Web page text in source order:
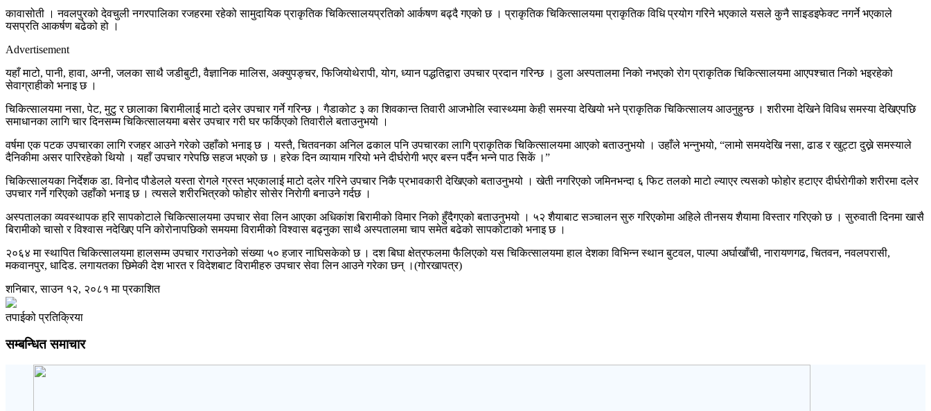
कावासोती । नवलपुरको देवचुली नगरपालिका रजहरमा रहेको सामुदायिक प्राकृतिक चिकित्सालयप्रतिको आर्कषण बढ्दै गएको छ । प्राकृतिक चिकित्सालयमा प्राकृतिक विधि प्रयोग गरिने भएकाले यसले कुनै साइडइफेक्ट नगर्ने भएकाले
यसप्रति आकर्षण बढेको हो ।
Advertisement
यहाँ माटो, पानी, हावा, अग्नी, जलका साथै जडीबुटी, वैज्ञानिक मालिस, अक्युपङ्चर, फिजियोथेरापी, योग, ध्यान पद्धतिद्वारा उपचार प्रदान गरिन्छ । ठुला अस्पतालमा निको नभएको रोग प्राकृतिक चिकित्सालयमा आएपश्चात निको भइरहेको
सेवाग्राहीको भनाइ छ ।
चिकित्सालयमा नसा, पेट, मुटु र छालाका बिरामीलाई माटो दलेर उपचार गर्ने गरिन्छ । गैडाकोट ३ का शिवकान्त तिवारी आजभोलि स्वास्थ्यमा केही समस्या देखियो भने प्राकृतिक चिकित्सालय आउनुहुन्छ । शरीरमा देखिने विविध समस्या देखिएपछि
समाधानका लागि चार दिनसम्म चिकित्सालयमा बसेर उपचार गरी घर फर्किएको तिवारीले बताउनुभयो ।
वर्षमा एक पटक उपचारका लागि रजहर आउने गरेको उहाँको भनाइ छ । यस्तै, चितवनका अनिल ढकाल पनि उपचारका लागि प्राकृतिक चिकित्सालयमा आएको बताउनुभयो । उहाँले भन्नुभयो, “लामो समयदेखि नसा, ढाड र खुट्टा दुख्ने समस्याले
दैनिकीमा असर पारिरहेको थियो । यहाँ उपचार गरेपछि सहज भएको छ । हरेक दिन व्यायाम गरियो भने दीर्घरोगी भएर बस्न पर्दैन भन्ने पाठ सिकें ।”
चिकित्सालयका निर्देशक डा. विनोद पौडेलले यस्ता रोगले ग्रस्त भएकालाई माटो दलेर गरिने उपचार निकै प्रभावकारी देखिएको बताउनुभयो । खेती नगरिएको जमिनभन्दा ६ फिट तलको माटो ल्याएर त्यसको फोहोर हटाएर दीर्घरोगीको शरीरमा दलेर
उपचार गर्ने गरिएको उहाँको भनाइ छ । त्यसले शरीरभित्रको फोहोर सोसेर निरोगी बनाउने गर्दछ ।
अस्पतालका व्यवस्थापक हरि सापकोटाले चिकित्सालयमा उपचार सेवा लिन आएका अधिकांश बिरामीको विमार निको हुँदैगएको बताउनुभयो । ५२ शैयाबाट सञ्चालन सुरु गरिएकोमा अहिले तीनसय शैयामा विस्तार गरिएको छ । सुरुवाती दिनमा खासै
बिरामीको चासो र विश्वास नदेखिए पनि कोरोनापछिको समयमा विरामीको विश्वास बढ्नुका साथै अस्पतालमा चाप समेत बढेको सापकोटाको भनाइ छ ।
२०६४ मा स्थापित चिकित्सालयमा हालसम्म उपचार गराउनेको संख्या ५० हजार नाघिसकेको छ । दश बिघा क्षेत्रफलमा फैलिएको यस चिकित्सालयमा हाल देशका विभिन्न स्थान बुटवल, पाल्पा अर्घाखाँची, नारायणगढ, चितवन, नवलपरासी,
मकवानपुर, धादिड. लगायतका छिमेकी देश भारत र विदेशबाट विरामीहरु उपचार सेवा लिन आउने गरेका छन् ।(गोरखापत्र)
शनिबार, साउन १२, २०८१ मा प्रकाशित
तपाईको प्रतिक्रिया
सम्बन्धित समाचार